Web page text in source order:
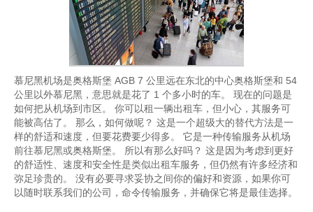
慕尼黑机场是奥格斯堡 AGB 7 公里远在东北的中心奥格斯堡和 54
公里以外慕尼黑，意思就是花了 1 个多小时的车。 现在的问题是
如何把从机场到市区。 你可以租一辆出租车，但小心，其服务可
能被高估了。 那么，如何做呢？ 这是一个超级大的替代方法是一
样的舒适和速度，但要花费要少得多。 它是一种传输服务从机场
前往慕尼黑或奥格斯堡。 所以有那么好吗？ 这是因为考虑到更好
的舒适性、速度和安全性是类似出租车服务，但仍然有许多经济和
弥足珍贵的。 没有必要寻求妥协之间你的偏好和资源，如果你可
以随时联系我们的公司，命令传输服务，并确保它将是最佳选择。